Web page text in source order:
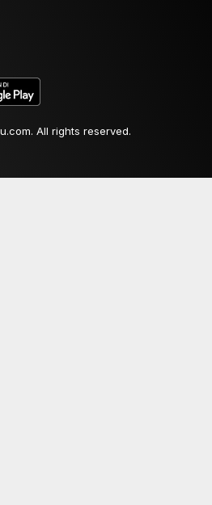
All rights reserved.